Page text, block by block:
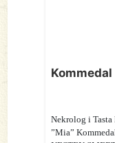
Kommedal
Nekrolog i
”Mia”